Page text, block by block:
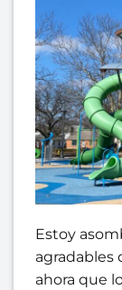
Estoy
agradables
ahora que